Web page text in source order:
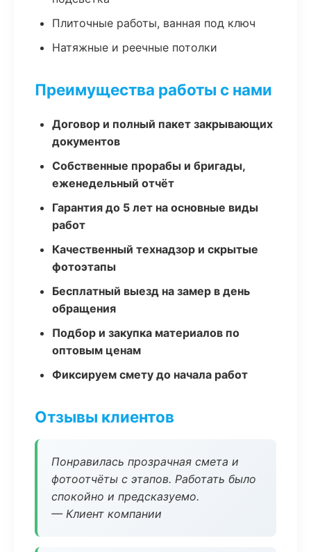
Плиточные работы, ванная под ключ
Натяжные и реечные потолки
Преимущества работы с нами
Договор и полный пакет закрывающих
документов
Собственные прорабы и бригады,
еженедельный отчёт
Гарантия до 5 лет на основные виды
работ
Качественный технадзор и скрытые
фотоэтапы
Бесплатный выезд на замер в день
обращения
Подбор и закупка материалов по
оптовым ценам
Фиксируем смету до начала работ
Отзывы клиентов
Понравилась прозрачная смета и
фотоотчёты с этапов. Работать было
спокойно и предсказуемо.
— Клиент компании